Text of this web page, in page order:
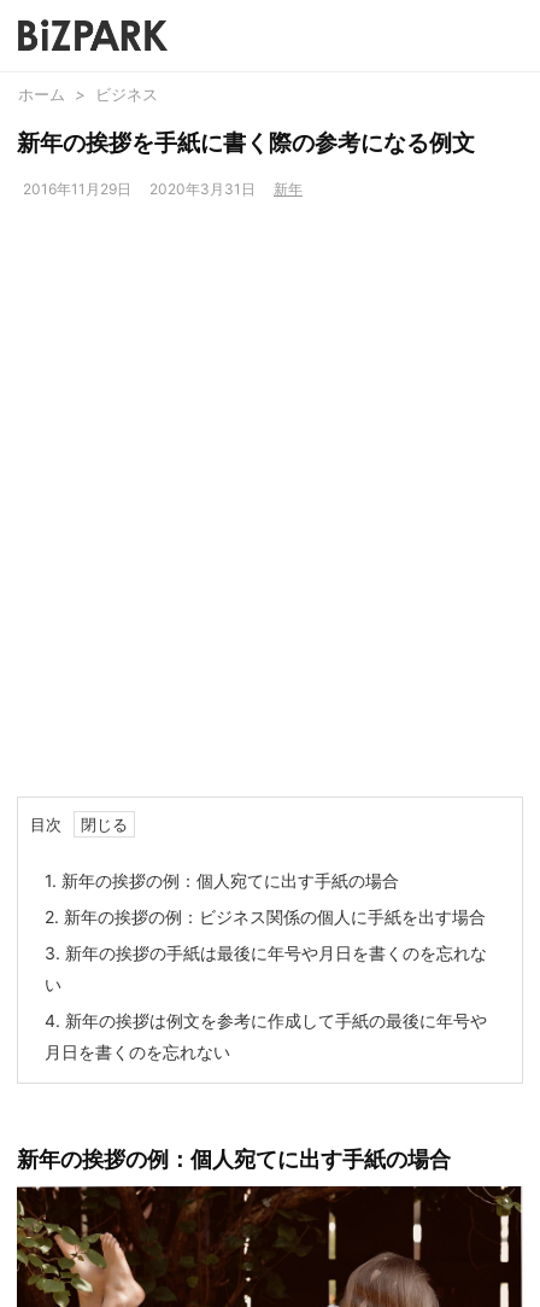
ホーム > ビジネス
新年の挨拶を手紙に書く際の参考になる例文
2016年11月29日 2020年3月31日 新年
目次
1. 新年の挨拶の例：個人宛てに出す手紙の場合
2. 新年の挨拶の例：ビジネス関係の個人に手紙を出す場合
3. 新年の挨拶の手紙は最後に年号や月日を書くのを忘れな
い
4. 新年の挨拶は例文を参考に作成して手紙の最後に年号や
月日を書くのを忘れない
新年の挨拶の例：個人宛てに出す手紙の場合